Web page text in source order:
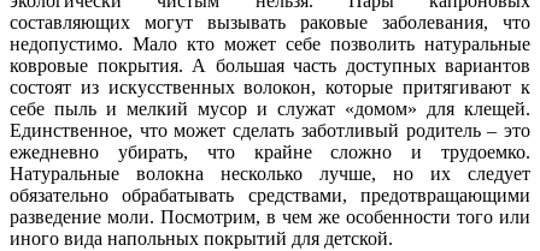
составляющих могут вызывать раковые заболевания, что
недопустимо. Мало кто может себе позволить натуральные
ковровые покрытия. А большая часть доступных вариантов
состоят из искусственных волокон, которые притягивают к
себе пыль и мелкий мусор и служат «домом» для клещей.
Единственное, что может сделать заботливый родитель – это
ежедневно убирать, что крайне сложно и трудоемко.
Натуральные волокна несколько лучше, но их следует
обязательно обрабатывать средствами, предотвращающими
разведение моли. Посмотрим, в чем же особенности того или
иного вида напольных покрытий для детской.